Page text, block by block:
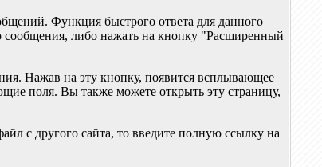
Функция быстрого ответа для данного
сообщения, либо нажать на кнопку "Расширенный
Нажав на эту кнопку, появится всплывающее
поля. Вы также можете открыть эту страницу,
с другого сайта, то введите полную ссылку на